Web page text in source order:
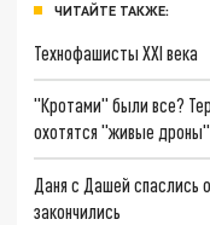
ЧИТАЙТЕ ТАКЖЕ:
Технофашисты XXI века
"Кротами" были все?
охотятся "живые дроны"
Даня с Дашей спаслись
закончились